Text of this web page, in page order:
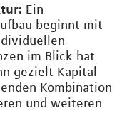
Ein
beginnt mit
im Blick hat
gezielt Kapital
Kombination
und weiteren